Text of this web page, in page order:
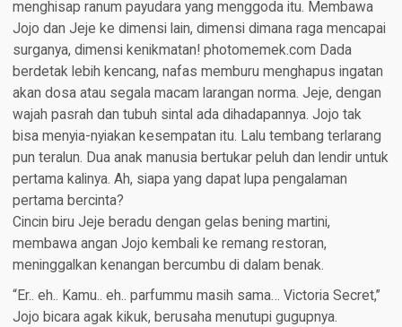
menghisap ranum payudara yang menggoda itu. Membawa
Jojo dan Jeje ke dimensi lain, dimensi dimana raga mencapai
surganya, dimensi kenikmatan! photomemek.com Dada
berdetak lebih kencang, nafas memburu menghapus ingatan
akan dosa atau segala macam larangan norma. Jeje, dengan
wajah pasrah dan tubuh sintal ada dihadapannya. Jojo tak
bisa menyia-nyiakan kesempatan itu. Lalu tembang terlarang
pun teralun. Dua anak manusia bertukar peluh dan lendir untuk
pertama kalinya. Ah, siapa yang dapat lupa pengalaman
pertama bercinta?
Cincin biru Jeje beradu dengan gelas bening martini,
membawa angan Jojo kembali ke remang restoran,
meninggalkan kenangan bercumbu di dalam benak.
“Er.. eh.. Kamu.. eh.. parfummu masih sama… Victoria Secret,”
Jojo bicara agak kikuk, berusaha menutupi gugupnya.